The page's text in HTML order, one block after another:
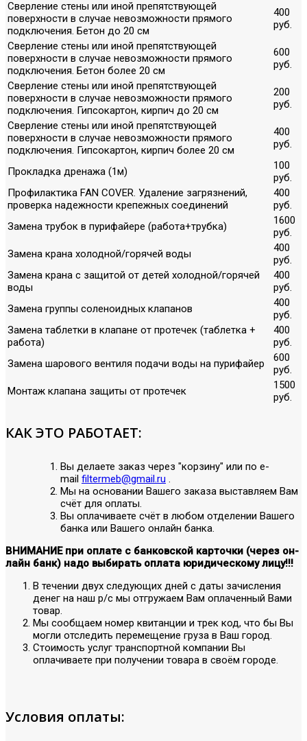
Сверление стены или иной препятствующей
поверхности в случае невозможности прямого
подключения. Бетон до 20 см
400
руб.
Сверление стены или иной препятствующей
поверхности в случае невозможности прямого
подключения. Бетон более 20 см
600
руб.
Сверление стены или иной препятствующей
поверхности в случае невозможности прямого
подключения. Гипсокартон, кирпич до 20 см
200
руб.
Сверление стены или иной препятствующей
поверхности в случае невозможности прямого
подключения. Гипсокартон, кирпич более 20 см
400
руб.
Прокладка дренажа (1м)
100
руб.
Профилактика FAN COVER. Удаление загрязнений,
проверка надежности крепежных соединений
400
руб.
Замена трубок в пурифайере (работа+трубка)
1600
руб.
Замена крана холодной/горячей воды
400
руб.
Замена крана с защитой от детей холодной/горячей
воды
400
руб.
Замена группы соленоидных клапанов
400
руб.
Замена таблетки в клапане от протечек (таблетка +
работа)
400
руб.
Замена шарового вентиля подачи воды на пурифайер
600
руб.
Монтаж клапана защиты от протечек
1500
руб.
КАК ЭТО РАБОТАЕТ:
Вы делаете заказ через "корзину" или по е-
mail filtermeb@gmail.ru .
Мы на основании Вашего заказа выставляем Вам
счёт для оплаты.
Вы оплачиваете счёт в любом отделении Вашего
банка или Вашего онлайн банка.
ВНИМАНИЕ при оплате с банковской карточки (через он-
лайн банк) надо выбирать оплата юридическому лицу!!!
В течении двух следующих дней с даты зачисления
денег на наш р/с мы отгружаем Вам оплаченный Вами
товар.
Мы сообщаем номер квитанции и трек код, что бы Вы
могли отследить перемещение груза в Ваш город.
Стоимость услуг транспортной компании Вы
оплачиваете при получении товара в своём городе.
Условия оплаты: